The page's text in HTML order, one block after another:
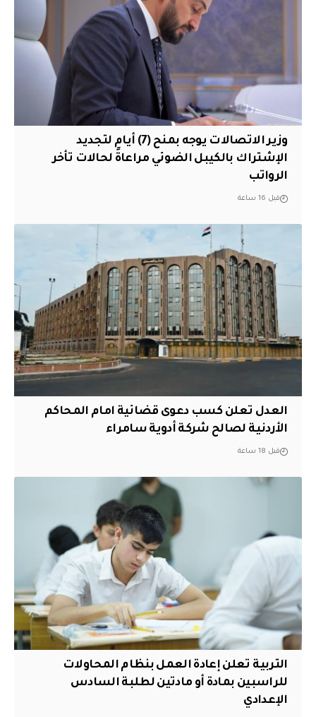
وزير الاتصالات يوجه بمنح (7) أيام لتجديد
الإشتراك بالكيبل الضوئي مراعاةً لحالات تأخر
الرواتب
قبل 16 ساعة
العدل تعلن كسب دعوى قضائية امام المحاكم
الأردنية لصالح شركة أدوية سامراء
قبل 18 ساعة
التربية تعلن إعادة العمل بنظام المحاولات
للراسبين بمادة أو مادتين لطلبة السادس
الإعدادي